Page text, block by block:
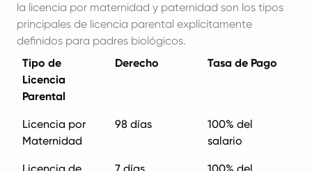
la licencia por maternidad y paternidad son los tipos
principales de licencia parental explícitamente
definidos para padres biológicos.
Tipo de
Licencia
Parental
Derecho Tasa de Pago
Licencia por
Maternidad
98 días
100% del
salario